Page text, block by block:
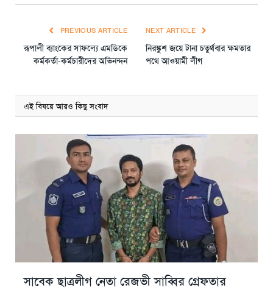
PREVIOUS ARTICLE
রূপালী ব্যাংকের সাফল্যে এমডিকে
কর্মকর্তা-কর্মচারীদের অভিনন্দন
NEXT ARTICLE
নিরঙ্কুশ জয়ে টানা চতুর্থবার ক্ষমতার
পথে আওয়ামী লীগ
এই বিষয়ে আরও কিছু সংবাদ
সাবেক ছাত্রলীগ নেতা রেজভী সাব্বির গ্রেফতার